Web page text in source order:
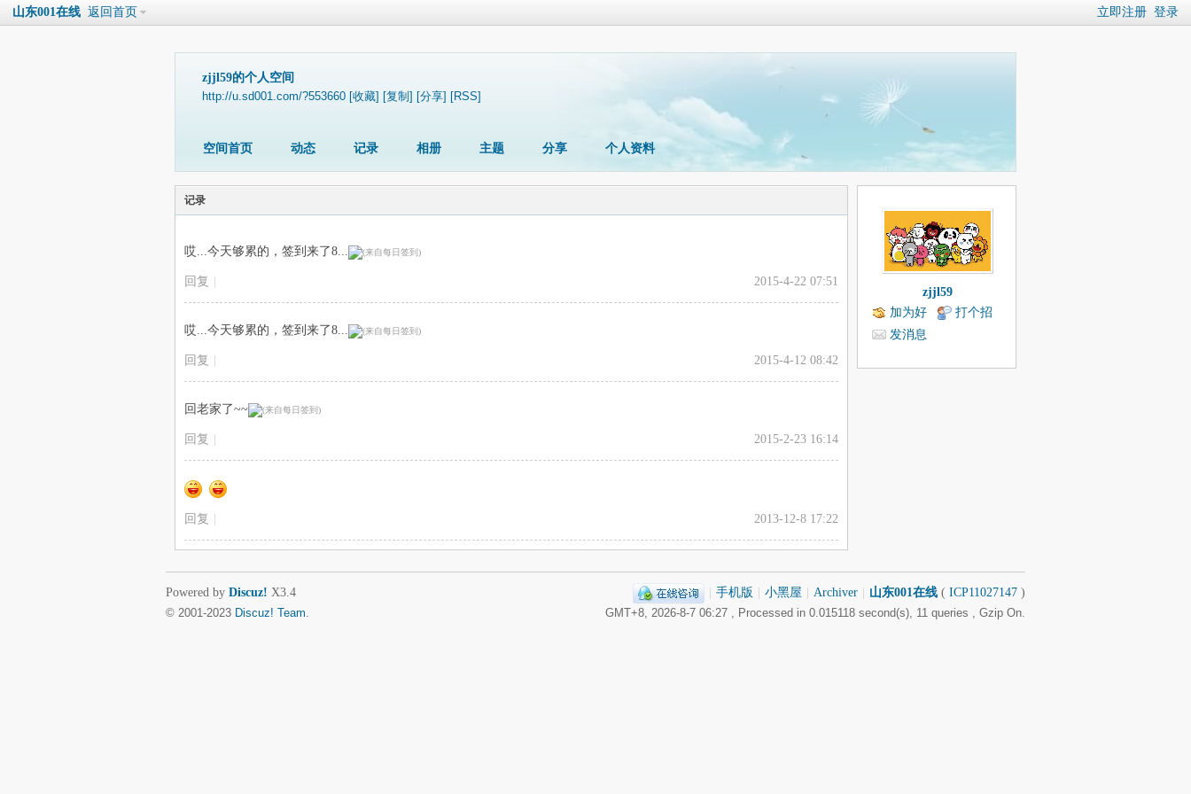
立即注册 登录
山东001在线 返回首页
zjjl59的个人空间
http://u.sd001.com/?553660 [收藏] [复制] [分享] [RSS]
空间首页 动态 记录 相册 主题 分享 个人资料
记录
哎...今天够累的，签到来了8...
2015-4-22 07:51
回复
哎...今天够累的，签到来了8...
2015-4-12 08:42
回复
回老家了~~
2015-2-23 16:14
回复
2013-12-8 17:22
回复
zjjl59
加为好
友
打个招
发消息
手机版 小黑屋 Archiver 山东001在线 ( ICP11027147 )
GMT+8, 2026-8-7 06:27 , Processed in 0.015118 second(s), 11 queries , Gzip On.
Powered by Discuz! X3.4
© 2001-2023 Discuz! Team